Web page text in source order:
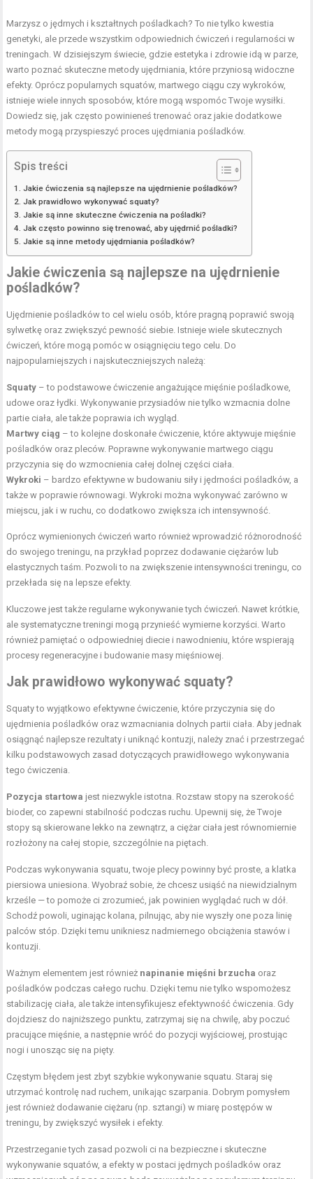
Marzysz o jędrnych i kształtnych pośladkach? To nie tylko kwestia
genetyki, ale przede wszystkim odpowiednich ćwiczeń i regularności w
treningach. W dzisiejszym świecie, gdzie estetyka i zdrowie idą w parze,
warto poznać skuteczne metody ujędrniania, które przyniosą widoczne
efekty. Oprócz popularnych squatów, martwego ciągu czy wykroków,
istnieje wiele innych sposobów, które mogą wspomóc Twoje wysiłki.
Dowiedz się, jak często powinieneś trenować oraz jakie dodatkowe
metody mogą przyspieszyć proces ujędrniania pośladków.
Spis treści
Jakie ćwiczenia są najlepsze na ujędrnienie pośladków?
Jak prawidłowo wykonywać squaty?
Jakie są inne skuteczne ćwiczenia na pośladki?
Jak często powinno się trenować, aby ujędrnić pośladki?
Jakie są inne metody ujędrniania pośladków?
Jakie ćwiczenia są najlepsze na ujędrnienie
pośladków?
Ujędrnienie pośladków to cel wielu osób, które pragną poprawić swoją
sylwetkę oraz zwiększyć pewność siebie. Istnieje wiele skutecznych
ćwiczeń, które mogą pomóc w osiągnięciu tego celu. Do
najpopularniejszych i najskuteczniejszych należą:
Squaty – to podstawowe ćwiczenie angażujące mięśnie pośladkowe,
udowe oraz łydki. Wykonywanie przysiadów nie tylko wzmacnia dolne
partie ciała, ale także poprawia ich wygląd.
Martwy ciąg – to kolejne doskonałe ćwiczenie, które aktywuje mięśnie
pośladków oraz pleców. Poprawne wykonywanie martwego ciągu
przyczynia się do wzmocnienia całej dolnej części ciała.
Wykroki – bardzo efektywne w budowaniu siły i jędrności pośladków, a
także w poprawie równowagi. Wykroki można wykonywać zarówno w
miejscu, jak i w ruchu, co dodatkowo zwiększa ich intensywność.
Oprócz wymienionych ćwiczeń warto również wprowadzić różnorodność
do swojego treningu, na przykład poprzez dodawanie ciężarów lub
elastycznych taśm. Pozwoli to na zwiększenie intensywności treningu, co
przekłada się na lepsze efekty.
Kluczowe jest także regularne wykonywanie tych ćwiczeń. Nawet krótkie,
ale systematyczne treningi mogą przynieść wymierne korzyści. Warto
również pamiętać o odpowiedniej diecie i nawodnieniu, które wspierają
procesy regeneracyjne i budowanie masy mięśniowej.
Jak prawidłowo wykonywać squaty?
Squaty to wyjątkowo efektywne ćwiczenie, które przyczynia się do
ujędrnienia pośladków oraz wzmacniania dolnych partii ciała. Aby jednak
osiągnąć najlepsze rezultaty i uniknąć kontuzji, należy znać i przestrzegać
kilku podstawowych zasad dotyczących prawidłowego wykonywania
tego ćwiczenia.
Pozycja startowa jest niezwykle istotna. Rozstaw stopy na szerokość
bioder, co zapewni stabilność podczas ruchu. Upewnij się, że Twoje
stopy są skierowane lekko na zewnątrz, a ciężar ciała jest równomiernie
rozłożony na całej stopie, szczególnie na piętach.
Podczas wykonywania squatu, twoje plecy powinny być proste, a klatka
piersiowa uniesiona. Wyobraź sobie, że chcesz usiąść na niewidzialnym
krześle — to pomoże ci zrozumieć, jak powinien wyglądać ruch w dół.
Schodź powoli, uginając kolana, pilnując, aby nie wyszły one poza linię
palców stóp. Dzięki temu unikniesz nadmiernego obciążenia stawów i
kontuzji.
Ważnym elementem jest również napinanie mięśni brzucha oraz
pośladków podczas całego ruchu. Dzięki temu nie tylko wspomożesz
stabilizację ciała, ale także intensyfikujesz efektywność ćwiczenia. Gdy
dojdziesz do najniższego punktu, zatrzymaj się na chwilę, aby poczuć
pracujące mięśnie, a następnie wróć do pozycji wyjściowej, prostując
nogi i unosząc się na pięty.
Częstym błędem jest zbyt szybkie wykonywanie squatu. Staraj się
utrzymać kontrolę nad ruchem, unikając szarpania. Dobrym pomysłem
jest również dodawanie ciężaru (np. sztangi) w miarę postępów w
treningu, by zwiększyć wysiłek i efekty.
Przestrzeganie tych zasad pozwoli ci na bezpieczne i skuteczne
wykonywanie squatów, a efekty w postaci jędrnych pośladków oraz